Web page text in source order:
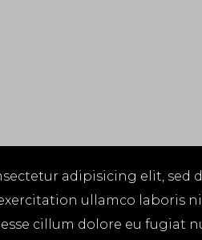
adipisicing elit,
ullamco laboris
cillum dolore eu fugiat